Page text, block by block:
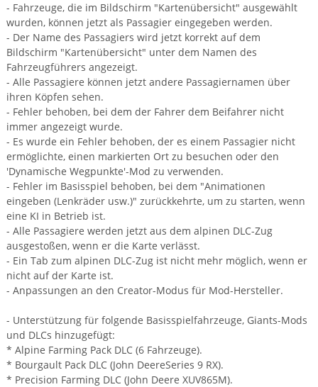
- Fahrzeuge, die im Bildschirm "Kartenübersicht" ausgewählt
wurden, können jetzt als Passagier eingegeben werden.
- Der Name des Passagiers wird jetzt korrekt auf dem
Bildschirm "Kartenübersicht" unter dem Namen des
Fahrzeugführers angezeigt.
- Alle Passagiere können jetzt andere Passagiernamen über
ihren Köpfen sehen.
- Fehler behoben, bei dem der Fahrer dem Beifahrer nicht
immer angezeigt wurde.
- Es wurde ein Fehler behoben, der es einem Passagier nicht
ermöglichte, einen markierten Ort zu besuchen oder den
'Dynamische Wegpunkte'-Mod zu verwenden.
- Fehler im Basisspiel behoben, bei dem "Animationen
eingeben (Lenkräder usw.)" zurückkehrte, um zu starten, wenn
eine KI in Betrieb ist.
- Alle Passagiere werden jetzt aus dem alpinen DLC-Zug
ausgestoßen, wenn er die Karte verlässt.
- Ein Tab zum alpinen DLC-Zug ist nicht mehr möglich, wenn er
nicht auf der Karte ist.
- Anpassungen an den Creator-Modus für Mod-Hersteller.
- Unterstützung für folgende Basisspielfahrzeuge, Giants-Mods
und DLCs hinzugefügt:
* Alpine Farming Pack DLC (6 Fahrzeuge).
* Bourgault Pack DLC (John DeereSeries 9 RX).
* Precision Farming DLC ​​(John Deere XUV865M).